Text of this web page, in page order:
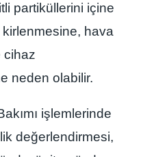
partiküllerini içine
hava
cihaz
neden olabilir.
işlemlerinde
değerlendirmesi,